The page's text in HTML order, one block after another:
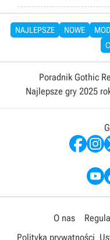
NAJLEPSZE NOWE
Poradnik Gothic
Najlepsze gry 2025
O nas
Polityka prywatności